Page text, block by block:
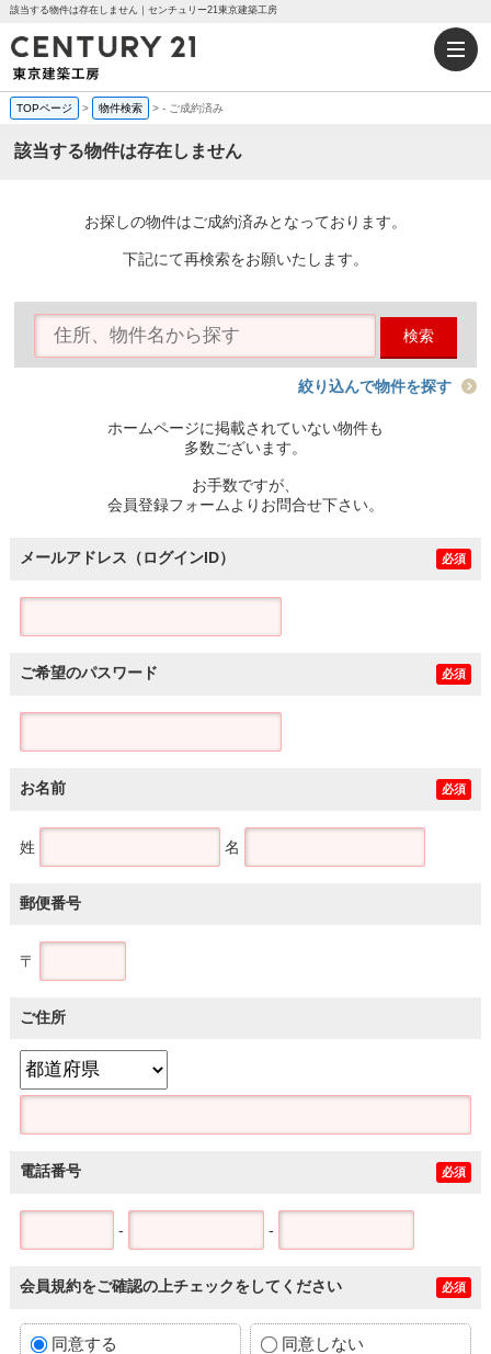
該当する物件は存在しません｜センチュリー21東京建築工房
TOPページ > 物件検索 >- ご成約済み
該当する物件は存在しません
お探しの物件はご成約済みとなっております。
下記にて再検索をお願いたします。
検索
絞り込んで物件を探す
ホームページに掲載されていない物件も
多数ございます。
お手数ですが、
会員登録フォームよりお問合せ下さい。
メールアドレス（ログインID） 必須
ご希望のパスワード 必須
お名前 必須
姓 名
郵便番号
〒
ご住所
電話番号 必須
- -
会員規約をご確認の上チェックをしてください 必須
同意する 同意しない